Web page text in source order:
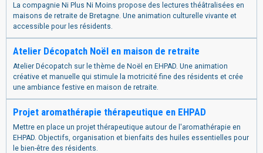
La compagnie Ni Plus Ni Moins propose des lectures théâtralisées en
maisons de retraite de Bretagne. Une animation culturelle vivante et
accessible pour les résidents.
Atelier Décopatch Noël en maison de retraite
Atelier Décopatch sur le thème de Noël en EHPAD. Une animation
créative et manuelle qui stimule la motricité fine des résidents et crée
une ambiance festive en maison de retraite.
Projet aromathérapie thérapeutique en EHPAD
Mettre en place un projet thérapeutique autour de l'aromathérapie en
EHPAD. Objectifs, organisation et bienfaits des huiles essentielles pour
le bien-être des résidents.